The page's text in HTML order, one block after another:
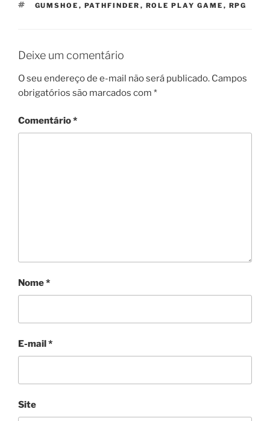
TAGS
GUMSHOE , PATHFINDER , ROLE PLAY GAME , RPG
Deixe um comentário
O seu endereço de e-mail não será publicado. Campos
obrigatórios são marcados com *
Comentário*
Nome*
E-mail*
Site